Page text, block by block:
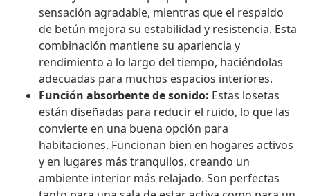
sensación agradable, mientras que el respaldo
de betún mejora su estabilidad y resistencia. Esta
combinación mantiene su apariencia y
rendimiento a lo largo del tiempo, haciéndolas
adecuadas para muchos espacios interiores.
Función absorbente de sonido: Estas losetas
están diseñadas para reducir el ruido, lo que las
convierte en una buena opción para
habitaciones. Funcionan bien en hogares activos
y en lugares más tranquilos, creando un
ambiente interior más relajado. Son perfectas